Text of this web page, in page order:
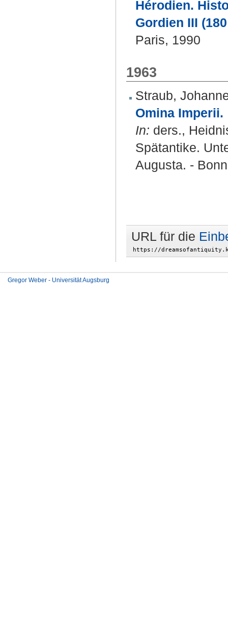
Hérodien.
Gordien III
Paris, 1990
1963
Straub,
Omina Imperii.
In: ders.,
Spätantike.
Augusta. -
URL für die
Gregor Weber - Universität Augsburg